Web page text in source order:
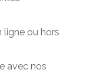
ligne ou hors
avec nos